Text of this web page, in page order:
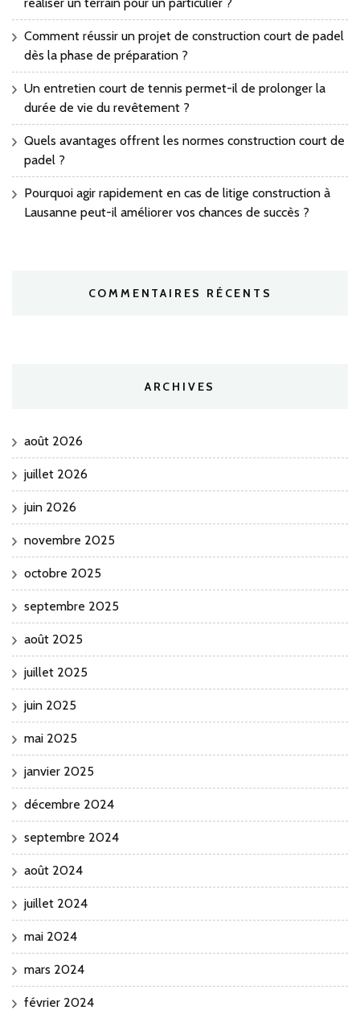
Comment réussir un projet de construction court de padel
dès la phase de préparation ?
Un entretien court de tennis permet-il de prolonger la
durée de vie du revêtement ?
Quels avantages offrent les normes construction court de
padel ?
Pourquoi agir rapidement en cas de litige construction à
Lausanne peut-il améliorer vos chances de succès ?
COMMENTAIRES RÉCENTS
ARCHIVES
août 2026
juillet 2026
juin 2026
novembre 2025
octobre 2025
septembre 2025
août 2025
juillet 2025
juin 2025
mai 2025
janvier 2025
décembre 2024
septembre 2024
août 2024
juillet 2024
mai 2024
mars 2024
février 2024